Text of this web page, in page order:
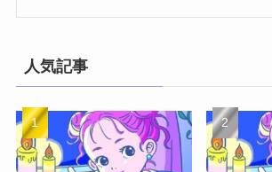
人気記事